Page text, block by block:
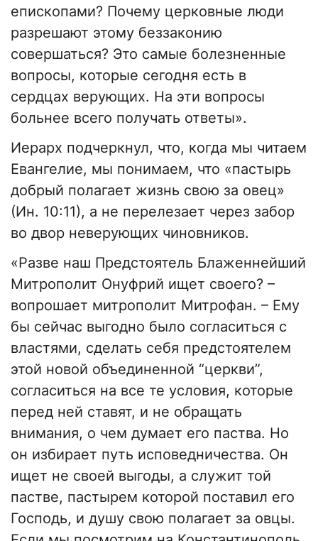
епископами? Почему церковные люди
разрешают этому беззаконию
совершаться? Это самые болезненные
вопросы, которые сегодня есть в
сердцах верующих. На эти вопросы
больнее всего получать ответы».
Иерарх подчеркнул, что, когда мы читаем
Евангелие, мы понимаем, что «пастырь
добрый полагает жизнь свою за овец»
(Ин. 10:11), а не перелезает через забор
во двор неверующих чиновников.
«Разве наш Предстоятель Блаженнейший
Митрополит Онуфрий ищет своего? –
вопрошает митрополит Митрофан. – Ему
бы сейчас выгодно было согласиться с
властями, сделать себя предстоятелем
этой новой объединенной “церкви”,
согласиться на все те условия, которые
перед ней ставят, и не обращать
внимания, о чем думает его паства. Но
он избирает путь исповедничества. Он
ищет не своей выгоды, а служит той
пастве, пастырем которой поставил его
Господь, и душу свою полагает за овцы.